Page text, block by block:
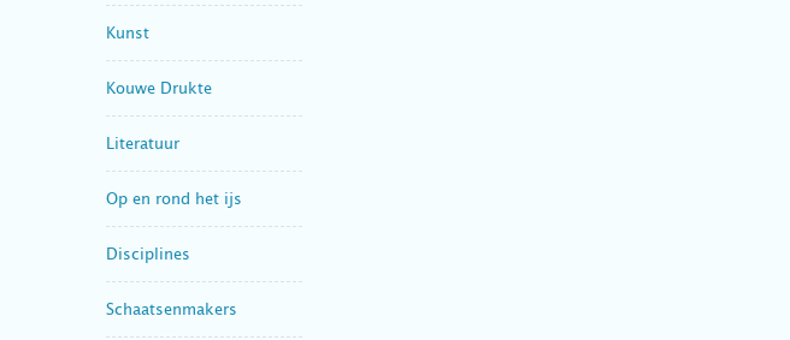
Kunst
Kouwe Drukte
Literatuur
Op en rond het ijs
Disciplines
Schaatsenmakers